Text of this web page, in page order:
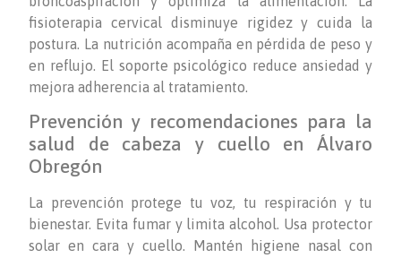
fisioterapia cervical disminuye rigidez y cuida la
postura. La nutrición acompaña en pérdida de peso y
en reflujo. El soporte psicológico reduce ansiedad y
mejora adherencia al tratamiento.
Prevención y recomendaciones para la
salud de cabeza y cuello en Álvaro
Obregón
La prevención protege tu voz, tu respiración y tu
bienestar. Evita fumar y limita alcohol. Usa protector
solar en cara y cuello. Mantén higiene nasal con